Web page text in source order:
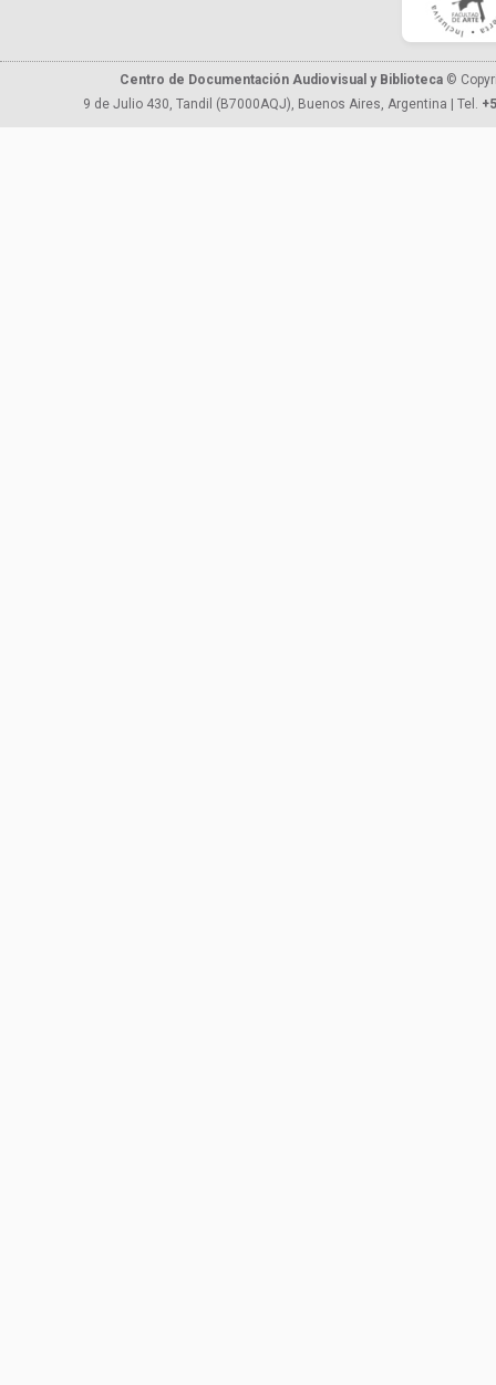
Centro de Documentación Audiovisual y Biblioteca ©
9 de Julio 430, Tandil (B7000AQJ), Buenos Aires, Argentina | Tel.